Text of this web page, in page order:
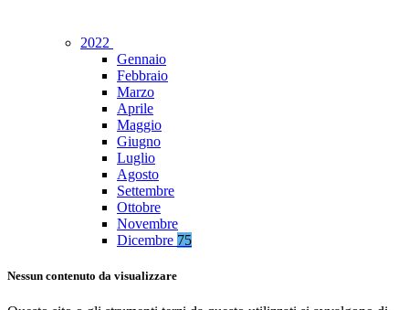
2022
Gennaio
Febbraio
Marzo
Aprile
Maggio
Giugno
Luglio
Agosto
Settembre
Ottobre
Novembre
Dicembre 75
Nessun contenuto da visualizzare